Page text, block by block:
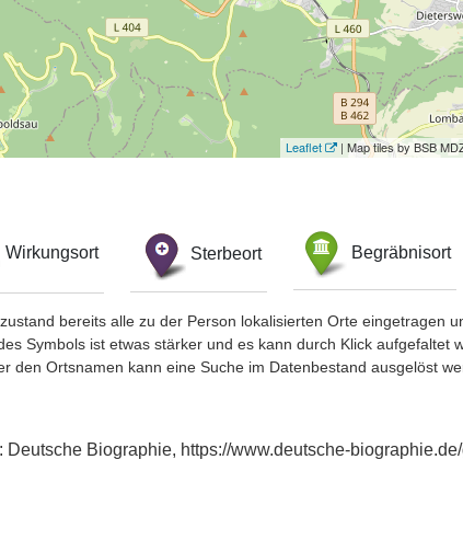
Leaflet | Map tiles by BSB
Wirkungsort Sterbeort Begräbnisort
bereits alle zu der Person lokalisierten Orte eingetragen
Symbols ist etwas stärker und es kann durch Klick aufgefaltet
den Ortsnamen kann eine Suche im Datenbestand ausgelöst
Biographie, https://www.deutsche-